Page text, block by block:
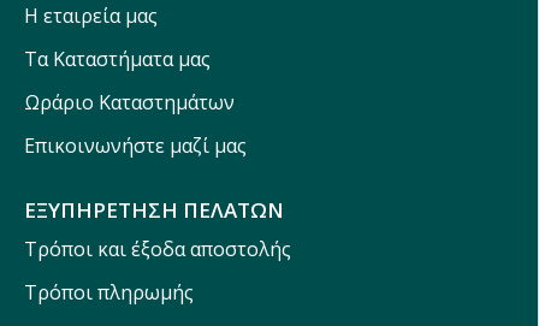
Η εταιρεία μας
Τα Καταστήματα μας
Ωράριο Καταστημάτων
Επικοινωνήστε μαζί μας
ΕΞΥΠΗΡΕΤΗΣΗ ΠΕΛΑΤΩΝ
Τρόποι και έξοδα αποστολής
Τρόποι πληρωμής